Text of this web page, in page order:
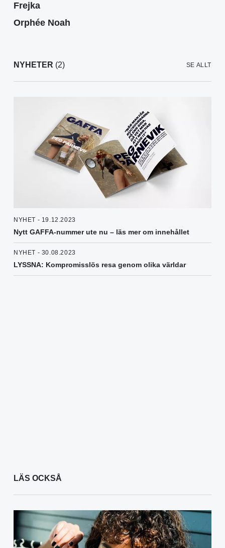
Frejka
Orphée Noah
NYHETER (2) SE ALLT
NYHET - 19.12.2023
Nytt GAFFA-nummer ute nu – läs mer om innehållet
NYHET - 30.08.2023
LYSSNA: Kompromisslös resa genom olika världar
LÄS OCKSÅ